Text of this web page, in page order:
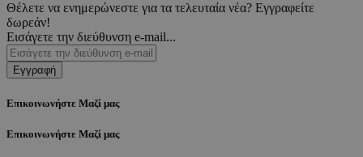
Θέλετε να ενημερώνεστε για τα τελευταία νέα? Εγγραφείτε
δωρεάν!
Εισάγετε την διεύθυνση e-mail...
Εγγραφή
Επικοινωνήστε Μαζί μας
Επικοινωνήστε Μαζί μας